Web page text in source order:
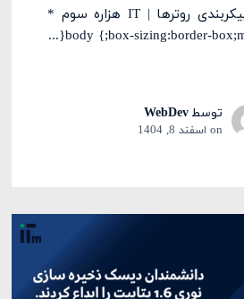
بهترین روش‌های پیکربندی روترها | IT هزاره سوم *
توسطWebDev
on اسفند 8, 1404